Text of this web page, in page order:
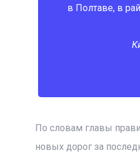
в Полтаве, в
По словам главы
новых дорог за